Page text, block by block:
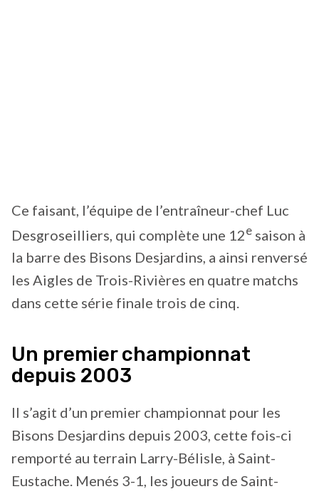
Ce faisant, l’équipe de l’entraîneur-chef Luc
Desgroseilliers, qui complète une 12e saison à
la barre des Bisons Desjardins, a ainsi renversé
les Aigles de Trois-Rivières en quatre matchs
dans cette série finale trois de cinq.
Un premier championnat
depuis 2003
Il s’agit d’un premier championnat pour les
Bisons Desjardins depuis 2003, cette fois-ci
remporté au terrain Larry-Bélisle, à Saint-
Eustache. Menés 3-1, les joueurs de Saint-